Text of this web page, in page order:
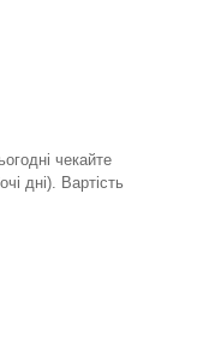
чекайте
дні). Вартість